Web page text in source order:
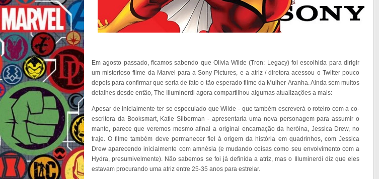
Em agosto passado, ficamos sabendo que Olivia Wilde (Tron: Legacy) foi escolhida para dirigir
um misterioso filme da Marvel para a Sony Pictures, e a atriz / diretora acessou o Twitter pouco
depois para confirmar que seria de fato o tão esperado filme da Mulher-Aranha. Ainda sem muitos
detalhes desde então, The Illuminerdi agora compartilhou algumas atualizações a mais:
Apesar de inicialmente ter se especulado que Wilde - que também escreverá o roteiro com a co-
escritora da Booksmart, Katie Silberman - apresentaria uma nova personagem para assumir o
manto, parece que veremos mesmo afinal a original encarnação da heróina, Jessica Drew, no
traje. O filme também deve permanecer fiel à origem da história em quadrinhos, com Jessica
Drew aparecendo inicialmente com amnésia (e mudando coisas como seu envolvimento com a
Hydra, presumivelmente). Não sabemos se foi já definida a atriz, mas o Illuminerdi diz que eles
estavam procurando uma atriz entre 25-35 anos para estrelar.